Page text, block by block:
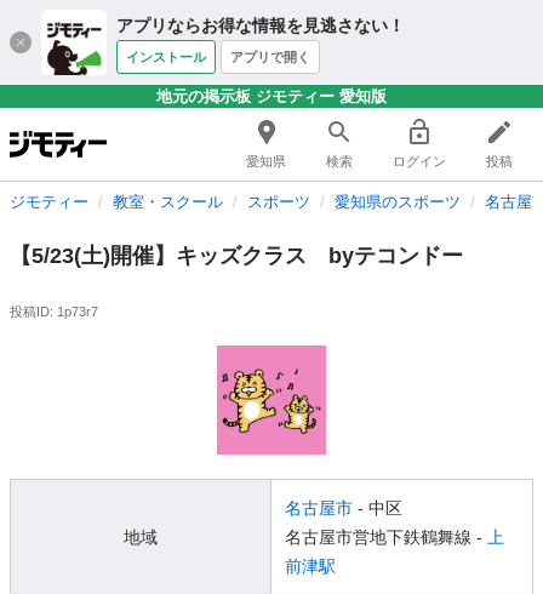
アプリならお得な情報を見逃さない！
インストール アプリで開く
地元の掲示板 ジモティー 愛知版
愛知県 検索 ログイン 投稿
ジモティー 教室・スクール スポーツ 愛知県のスポーツ 名古屋
【5/23(土)開催】キッズクラス byテコンドー
投稿ID: 1p73r7
地域
名古屋市 - 中区
名古屋市営地下鉄鶴舞線 -
上
前津駅